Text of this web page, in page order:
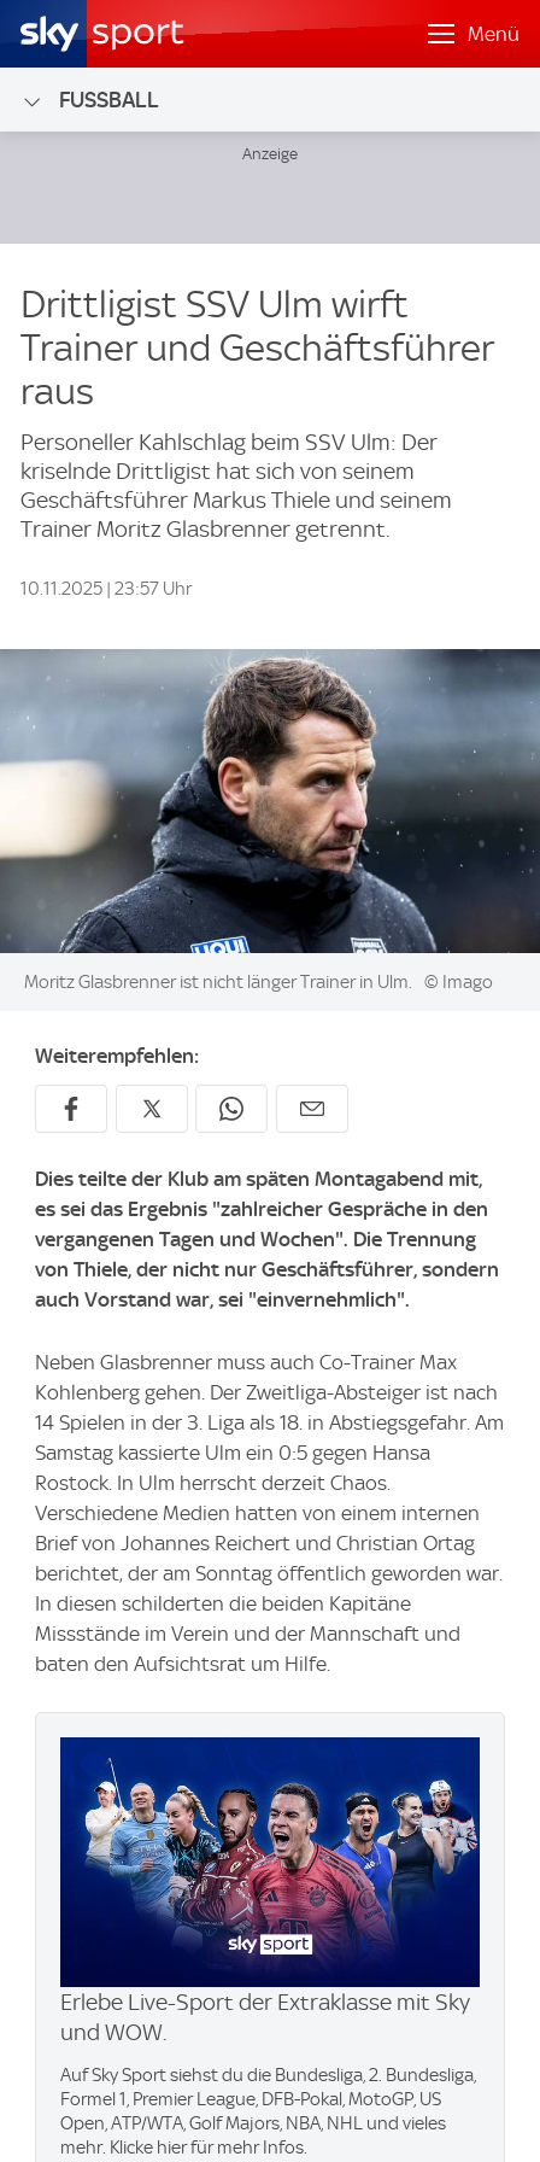
Menü
FUSSBALL
Drittligist SSV Ulm wirft
Trainer und Geschäftsführer
raus
Personeller Kahlschlag beim SSV Ulm: Der
kriselnde Drittligist hat sich von seinem
Geschäftsführer Markus Thiele und seinem
Trainer Moritz Glasbrenner getrennt.
10.11.2025 | 23:57 Uhr
Image:
Moritz Glasbrenner ist nicht länger Trainer in Ulm. © Imago
Weiterempfehlen:
Dies teilte der Klub am späten Montagabend mit,
es sei das Ergebnis "zahlreicher Gespräche in den
vergangenen Tagen und Wochen". Die Trennung
von Thiele, der nicht nur Geschäftsführer, sondern
auch Vorstand war, sei "einvernehmlich".
Neben Glasbrenner muss auch Co-Trainer Max
Kohlenberg gehen. Der Zweitliga-Absteiger ist nach
14 Spielen in der 3. Liga als 18. in Abstiegsgefahr. Am
Samstag kassierte Ulm ein 0:5 gegen Hansa
Rostock. In Ulm herrscht derzeit Chaos.
Verschiedene Medien hatten von einem internen
Brief von Johannes Reichert und Christian Ortag
berichtet, der am Sonntag öffentlich geworden war.
In diesen schilderten die beiden Kapitäne
Missstände im Verein und der Mannschaft und
baten den Aufsichtsrat um Hilfe.
Erlebe Live-Sport der Extraklasse mit Sky
und WOW.
Auf Sky Sport siehst du die Bundesliga, 2. Bundesliga,
Formel 1, Premier League, DFB-Pokal, MotoGP, US
Open, ATP/WTA, Golf Majors, NBA, NHL und vieles
mehr. Klicke hier für mehr Infos.